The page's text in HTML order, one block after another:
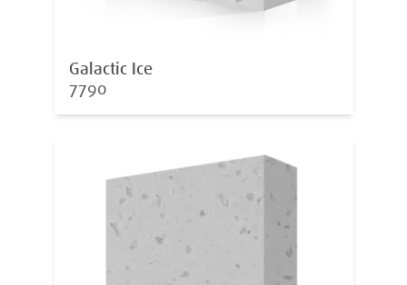
Galactic Ice
7790